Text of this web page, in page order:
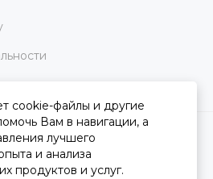
Сна.Карта сайта
cookie-файлы и другие
Вам в навигации, а
лучшего
и анализа
продуктов и услуг.